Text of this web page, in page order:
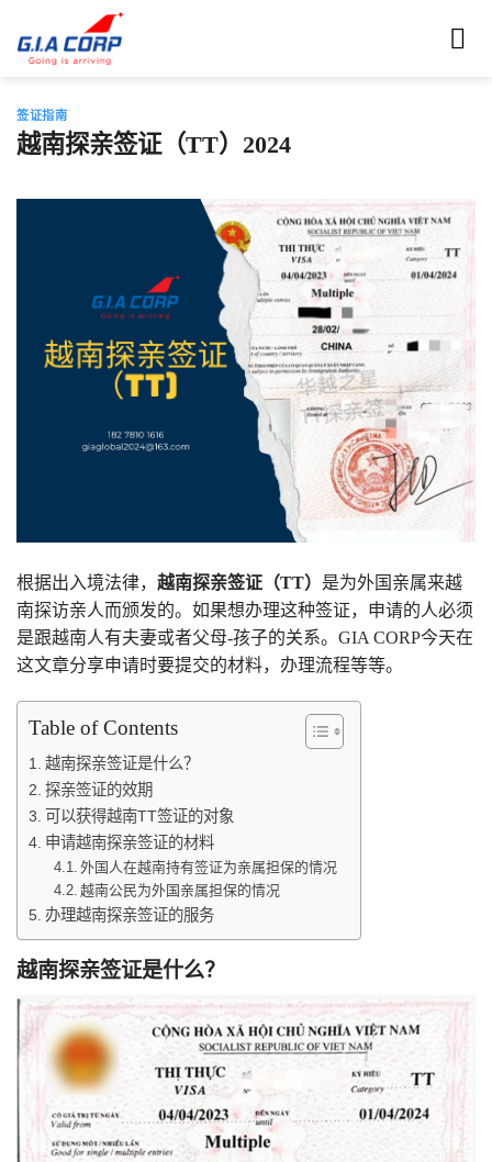
签证指南
越南探亲签证（TT）2024
根据出入境法律， 越南探亲签证（TT） 是为外国亲属来越
南探访亲人而颁发的。如果想办理这种签证，申请的人必须
是跟越南人有夫妻或者父母-孩子的关系。GIA CORP今天在
这文章分享申请时要提交的材料，办理流程等等。
Table of Contents
越南探亲签证是什么？
探亲签证的效期
可以获得越南TT签证的对象
申请越南探亲签证的材料
外国人在越南持有签证为亲属担保的情况
越南公民为外国亲属担保的情况
办理越南探亲签证的服务
越南探亲签证是什么？